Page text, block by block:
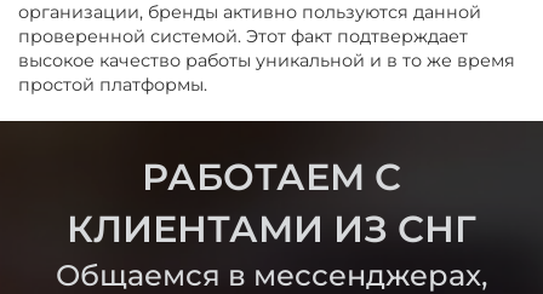
организации, бренды активно пользуются данной
проверенной системой. Этот факт подтверждает
высокое качество работы уникальной и в то же время
простой платформы.
РАБОТАЕМ С
КЛИЕНТАМИ ИЗ СНГ
Общаемся в мессенджерах,